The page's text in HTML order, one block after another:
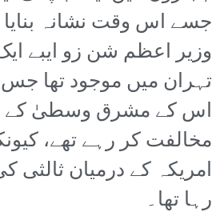
جسے اس وقت نشانہ بنایا
وزیر اعظم شن زو ایبے
تہران میں موجود تھا
اس کے مشرق وسطیٰ کے
مخالفت کر رہے تھے،
امریکہ کے درمیان
رہا تھا۔